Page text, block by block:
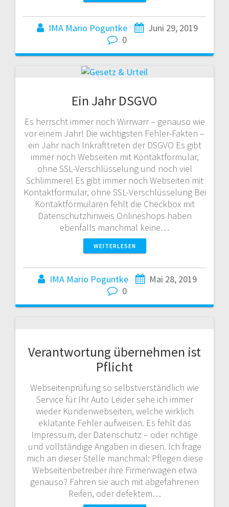
IMA Mario Poguntke
Juni 29, 2019
0
Ein Jahr DSGVO
Es herrscht immer noch Wirrwarr – genauso wie
vor einem Jahr! Die wichtigsten Fehler-Fakten –
ein Jahr nach Inkrafttreten der DSGVO Es gibt
immer noch Webseiten mit Kontaktformular,
ohne SSL-Verschlüsselung und noch viel
Schlimmere! Es gibt immer noch Webseiten mit
Kontaktformular, ohne SSL-Verschlüsselung Bei
Kontaktformularen fehlt die Checkbox mit
Datenschutzhinweis Onlineshops haben
ebenfalls manchmal keine…
WEITERLESEN
IMA Mario Poguntke
Mai 28, 2019
0
Verantwortung übernehmen ist
Pflicht
Webseitenprüfung so selbstverständlich wie
Service für Ihr Auto Leider sehe ich immer
wieder Kundenwebseiten, welche wirklich
eklatante Fehler aufweisen. Es fehlt das
Impressum, der Datenschutz – oder richtige
und vollständige Angaben in diesen. Ich frage
mich an dieser Stelle manchmal: Pflegen diese
Webseitenbetreiber ihre Firmenwagen etwa
genauso? Fahren sie auch mit abgefahrenen
Reifen, oder defektem…